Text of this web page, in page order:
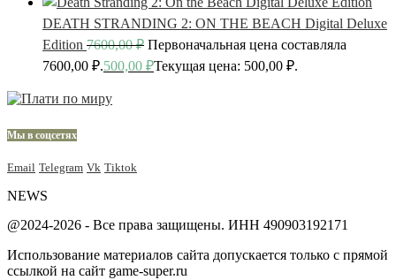
DEATH STRANDING 2: ON THE BEACH Digital Deluxe
Edition 7600,00₽ Первоначальная цена составляла
7600,00 ₽.500,00 ₽Текущая цена: 500,00 ₽.
Мы в соцсетях
Email Telegram Vk Tiktok
NEWS
@2024-2026 - Все права защищены. ИНН 490903192171
Использование материалов сайта допускается только с прямой
ссылкой на сайт game-super.ru